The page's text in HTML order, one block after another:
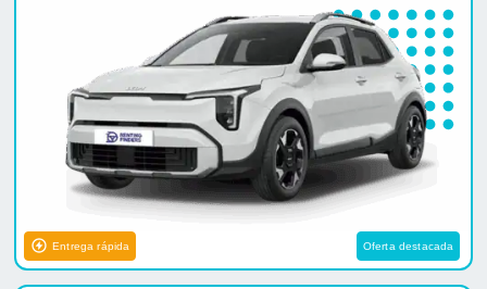
Entrega rápida Oferta destacada